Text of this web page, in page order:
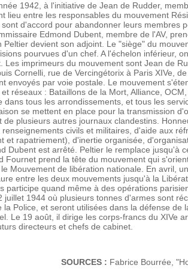
1942, à l'initiative de Jean de Rudder,
lieu entre les responsables du mouvement
d'accord pour abandonner leurs membres
Edmond Dubent, membre de l'AV,
Peltier devient son adjoint. Le "siège" du
pourvues d'un chef. A l'échelon inférieur,
Les imprimeurs du mouvement sont Jean de
Cornelli, rue de Vercingétorix à Paris XIVe,
envoyés par voie postale. Le mouvement
réseaux : Bataillons de la Mort, Alliance,
dans tous les arrondissements, et tous les
se mettent en place pour la transmission
de plusieurs autres journaux clandestins.
civils et militaires, d'aide aux
et rapatriement), d'inertie organisée,
Dubent est arrêté. Peltier le remplace jusqu'à
Fournet prend la tête du mouvement qui
Mouvement de libération nationale. En avril,
entre les deux mouvements jusqu'à la
participe quand même à des opérations
juillet 1944 où plusieurs tonnes d'armes sont
la Police, et seront utilisées dans la défense
Le 19 août, il dirige les corps-francs du XIVe
directeurs et chefs de cabinet.
SOURCES : Fabrice Bourrée,